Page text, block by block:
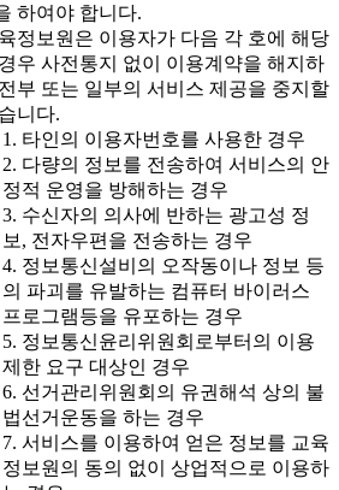
하여야 합니다.
정보원은 이용자가 다음 각 호에 해당
우 사전통지 없이 이용계약을 해지하
부 또는 일부의 서비스 제공을 중지할
니다.
1. 타인의 이용자번호를 사용한 경우
2. 다량의 정보를 전송하여 서비스의 안
정적 운영을 방해하는 경우
3. 수신자의 의사에 반하는 광고성 정
보, 전자우편을 전송하는 경우
4. 정보통신설비의 오작동이나 정보 등
의 파괴를 유발하는 컴퓨터 바이러스
프로그램등을 유포하는 경우
5. 정보통신윤리위원회로부터의 이용
제한 요구 대상인 경우
6. 선거관리위원회의 유권해석 상의 불
법선거운동을 하는 경우
7. 서비스를 이용하여 얻은 정보를 교육
정보원의 동의 없이 상업적으로 이용하